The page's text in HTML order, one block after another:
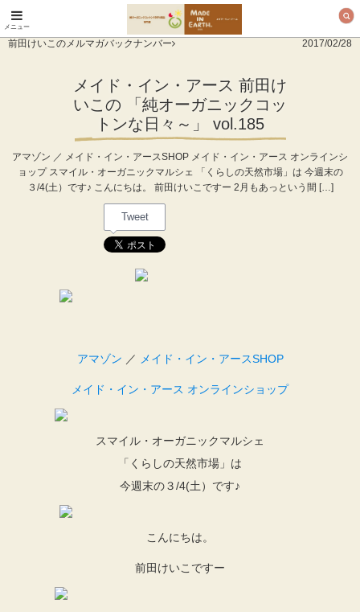
オーガニックコットン
メニュー
前田けいこのメルマガバックナンバー 2017/02/28
メイド・イン・アース 前田け
いこの 「純オーガニックコッ
トンな日々～」 vol.185
アマゾン ／ メイド・イン・アースSHOP メイド・イン・アース オンラインシ
ョップ スマイル・オーガニックマルシェ 「くらしの天然市場」は 今週末の
３/4(土）です♪ こんにちは。 前田けいこですー 2月もあっという間 […]
Tweet
アマゾン ／ メイド・イン・アースSHOP
メイド・イン・アース オンラインショップ
スマイル・オーガニックマルシェ
「くらしの天然市場」は
今週末の３/4(土）です♪
こんにちは。
前田けいこですー